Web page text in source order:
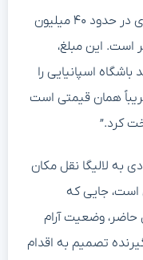
“اتلتیکو مادرید در صورتی که پیشنهادی در حدود ۴۰ میلیون
است. این مبلغ،
اسپانیایی را
همان قیمتی است
به لالیگا نقل مکان
است، جایی که
وضعیت آرام
تصمیم به اقدام